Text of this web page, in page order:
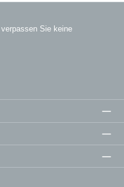
Sie keine